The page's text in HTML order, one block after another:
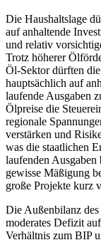
Die Haushaltslage
auf anhaltende
und relativ
Trotz höherer
Öl-Sektor dürften
hauptsächlich auf
laufende Ausgaben
Ölpreise die
regionale
verstärken und
was die staatlichen
laufenden
gewisse Mäßigung
große Projekte kurz
Die Außenbilanz
moderates Defizit
Verhältnis zum BIP